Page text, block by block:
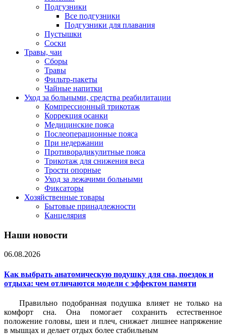
Подгузники
Все подгузники
Подгузники для плавания
Пустышки
Соски
Травы, чаи
Сборы
Травы
Фильтр-пакеты
Чайные напитки
Уход за больными, средства реабилитации
Компрессионный трикотаж
Коррекция осанки
Медицинские пояса
Послеоперационные пояса
При недержании
Противорадикулитные пояса
Трикотаж для снижения веса
Трости опорные
Уход за лежачими больными
Фиксаторы
Хозяйственные товары
Бытовые принадлежности
Канцелярия
Наши новости
06.08.2026
Как выбрать анатомическую подушку для сна, поездок и
отдыха: чем отличаются модели с эффектом памяти
Правильно подобранная подушка влияет не только на
комфорт сна. Она помогает сохранить естественное
положение головы, шеи и плеч, снижает лишнее напряжение
в мышцах и делает отдых более стабильным